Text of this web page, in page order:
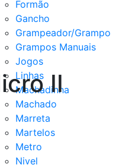
Formão
Gancho
Grampeador/Grampo
Grampos Manuais
Jogos
Linhas
Machadinha
Machado
Marreta
Martelos
Metro
Nivel
II